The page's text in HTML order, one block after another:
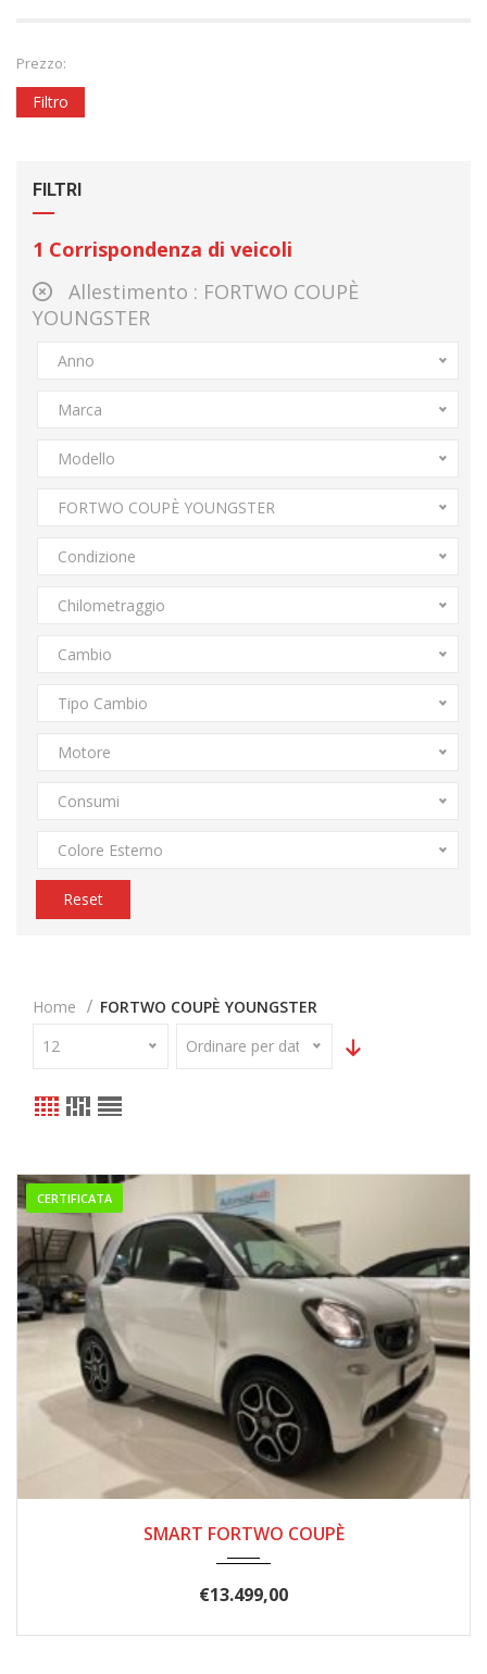
Prezzo:
Filtro
FILTRI
1 Corrispondenza di veicoli
Allestimento : FORTWO COUPÈ
YOUNGSTER
Anno
Marca
Modello
FORTWO COUPÈ YOUNGSTER
Condizione
Chilometraggio
Cambio
Tipo Cambio
Motore
Consumi
Colore Esterno
Reset
Home
FORTWO COUPÈ YOUNGSTER
12
Ordinare per data
CERTIFICATA
25000
SMART FORTWO COUPÈ
€13.499,00